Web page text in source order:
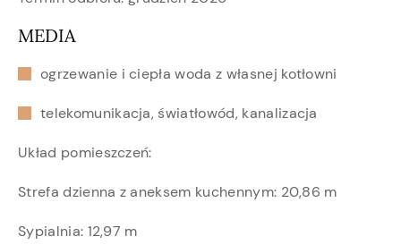
MEDIA
ogrzewanie i ciepła woda z własnej kotłowni
telekomunikacja, światłowód, kanalizacja
Układ pomieszczeń:
Strefa dzienna z aneksem kuchennym: 20,86 m
Sypialnia: 12,97 m